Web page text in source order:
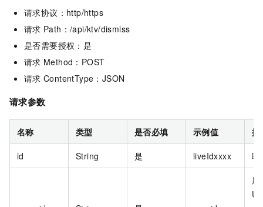
请求协议：http/https
请求 Path：/api/ktv/dismiss
是否需要授权：是
请求 Method：POST
请求 ContentType：JSON
请求参数
名称 类型 是否必填 示例值 描
id String 是 liveIdxxxx 聊
用